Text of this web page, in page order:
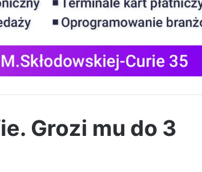
Grozi mu do 3